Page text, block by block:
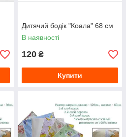
Дитячий бодік "Коала" 68 см
В наявності
120 ₴
Купити